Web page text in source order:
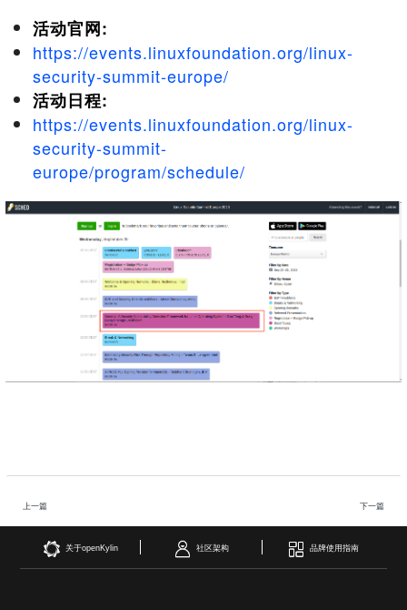
版
本
d
o
t
X
p
e
K
y
i
公
告
与
反
馈
声
明
活动官网:
https://events.linuxfoundation.org/linux-
security-summit-europe/
活动日程:
https://events.linuxfoundation.org/linux-
security-summit-
europe/program/schedule/
上一篇 下一篇
关于openKylin 社区架构 品牌使用指南